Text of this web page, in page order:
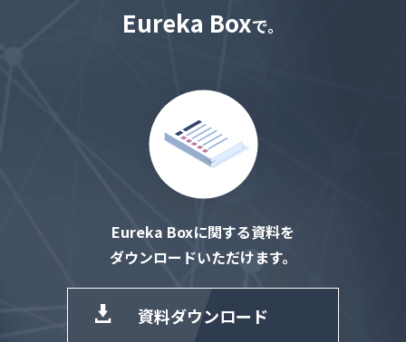
Eureka Boxで。
Eureka Boxに関する資料を
ダウンロードいただけます。
資料ダウンロード